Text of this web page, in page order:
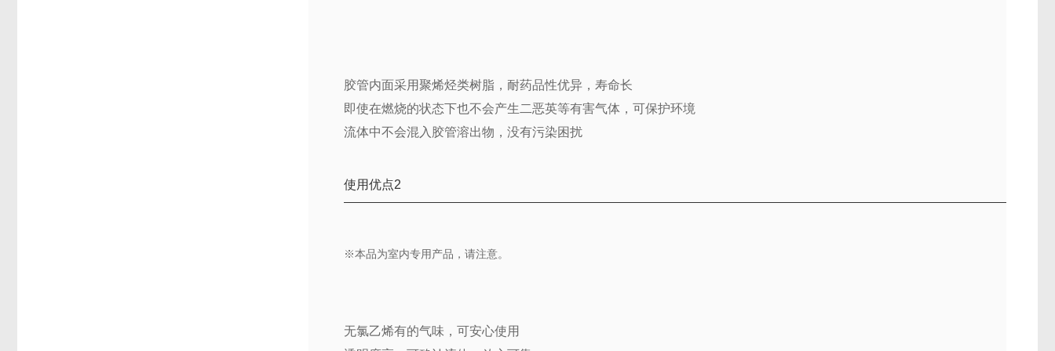
胶管内面采用聚烯烃类树脂，耐药品性优异，寿命长
即使在燃烧的状态下也不会产生二恶英等有害气体，可保护环境
流体中不会混入胶管溶出物，没有污染困扰
使用优点2
※本品为室内专用产品，请注意。
无氯乙烯有的气味，可安心使用